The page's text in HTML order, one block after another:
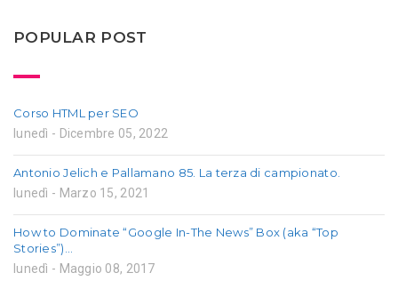
POPULAR POST
Corso HTML per SEO
lunedì - Dicembre 05, 2022
Antonio Jelich e Pallamano 85. La terza di campionato.
lunedì - Marzo 15, 2021
How to Dominate “Google In-The News” Box (aka “Top
Stories”)…
lunedì - Maggio 08, 2017